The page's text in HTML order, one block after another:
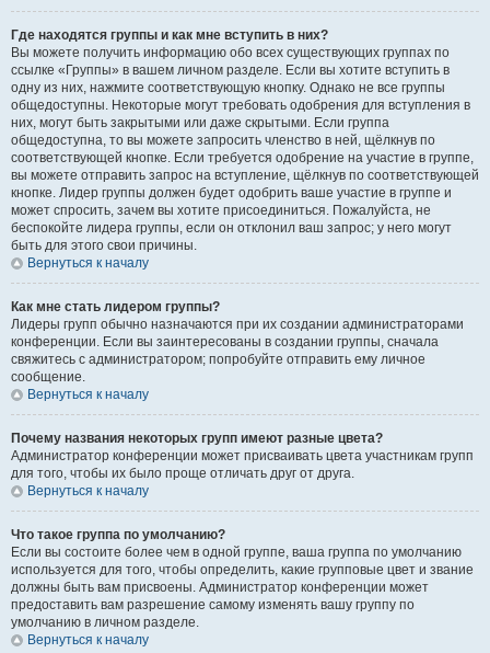
Где находятся группы и как мне вступить в них?
Вы можете получить информацию обо всех существующих группах по
ссылке «Группы» в вашем личном разделе. Если вы хотите вступить в
одну из них, нажмите соответствующую кнопку. Однако не все группы
общедоступны. Некоторые могут требовать одобрения для вступления в
них, могут быть закрытыми или даже скрытыми. Если группа
общедоступна, то вы можете запросить членство в ней, щёлкнув по
соответствующей кнопке. Если требуется одобрение на участие в группе,
вы можете отправить запрос на вступление, щёлкнув по соответствующей
кнопке. Лидер группы должен будет одобрить ваше участие в группе и
может спросить, зачем вы хотите присоединиться. Пожалуйста, не
беспокойте лидера группы, если он отклонил ваш запрос; у него могут
быть для этого свои причины.
Вернуться к началу
Как мне стать лидером группы?
Лидеры групп обычно назначаются при их создании администраторами
конференции. Если вы заинтересованы в создании группы, сначала
свяжитесь с администратором; попробуйте отправить ему личное
сообщение.
Вернуться к началу
Почему названия некоторых групп имеют разные цвета?
Администратор конференции может присваивать цвета участникам групп
для того, чтобы их было проще отличать друг от друга.
Вернуться к началу
Что такое группа по умолчанию?
Если вы состоите более чем в одной группе, ваша группа по умолчанию
используется для того, чтобы определить, какие групповые цвет и звание
должны быть вам присвоены. Администратор конференции может
предоставить вам разрешение самому изменять вашу группу по
умолчанию в личном разделе.
Вернуться к началу